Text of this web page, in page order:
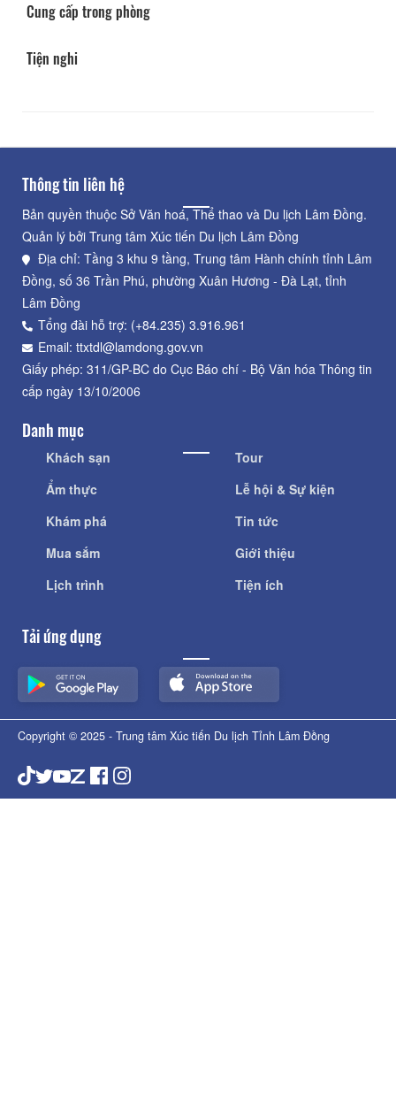
Cung cấp trong phòng
Tiện nghi
Thông tin liên hệ
Bản quyền thuộc Sở Văn hoá, Thể thao và Du lịch Lâm Đồng.
Quản lý bởi Trung tâm Xúc tiến Du lịch Lâm Đồng
Địa chỉ: Tầng 3 khu 9 tầng, Trung tâm Hành chính tỉnh Lâm
Đồng, số 36 Trần Phú, phường Xuân Hương - Đà Lạt, tỉnh
Lâm Đồng
Tổng đài hỗ trợ: (+84.235) 3.916.961
Email: ttxtdl@lamdong.gov.vn
Giấy phép: 311/GP-BC do Cục Báo chí - Bộ Văn hóa Thông tin
cấp ngày 13/10/2006
Danh mục
Khách sạn
Ẩm thực
Khám phá
Mua sắm
Lịch trình
Tour
Lễ hội & Sự kiện
Tin tức
Giới thiệu
Tiện ích
Tải ứng dụng
Copyright © 2025 - Trung tâm Xúc tiến Du lịch Tỉnh Lâm Đồng